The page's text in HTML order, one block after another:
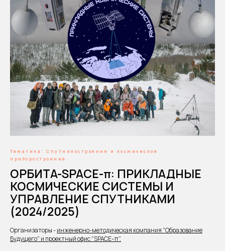
Тематика: Спутникостроение и космическое
приборостроение.
ОРБИТА-SPACE-π: ПРИКЛАДНЫЕ
КОСМИЧЕСКИЕ СИСТЕМЫ И
УПРАВЛЕНИЕ СПУТНИКАМИ
(2024/2025)
Организаторы -инженерно-методическая компания "Образование
Будущего" и проектный офис "SPACE-π".